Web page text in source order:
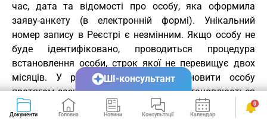
час, дата та відомості про особу, яка оформила
заяву-анкету (в електронній формі). Унікальний
номер запису в Реєстрі є незмінним. Якщо особу не
буде ідентифіковано, проводиться процедура
встановлення особи, строк якої не перевищує двох
місяців. У разі неможливості встановити особу
протягом зазначеного строку особа встановлюється
за рішенням суду про встановлення факту, що має
юридичне значення, для видачі документів, що
Документи Головна Новини Консультації Календар Сервіси
0
ШІ-консультант